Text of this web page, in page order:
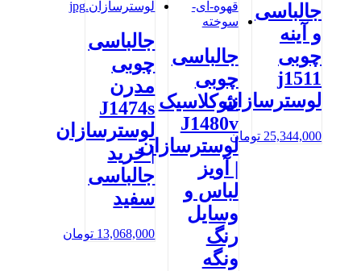
جالباسی
و آینه
چوبی
j1511
لوسترسازان
25,344,000 تومان
جالباسی
چوبی
نئوکلاسیک
J1480v
لوسترسازان
| آویز
لباس و
وسایل
رنگ
ونگه
جالباسی
چوبی
مدرن
J1474s
لوسترسازان
| خرید
جالباسی
سفید
13,068,000 تومان